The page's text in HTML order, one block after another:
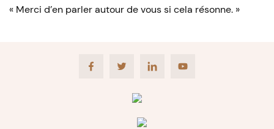
« Merci d’en parler autour de vous si cela résonne. »
FacebookTwitter LinkedIn Youtube